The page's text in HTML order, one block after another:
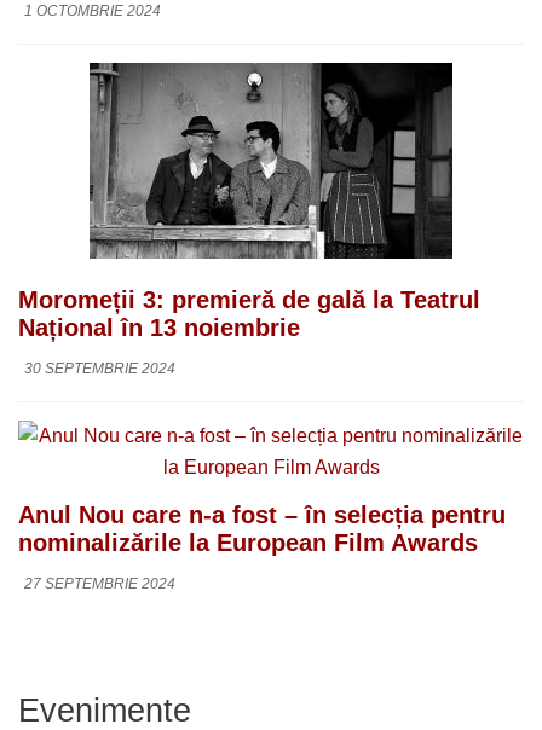
1 OCTOMBRIE 2024
Moromeții 3: premieră de gală la Teatrul
Național în 13 noiembrie
30 SEPTEMBRIE 2024
Anul Nou care n-a fost – în selecția pentru
nominalizările la European Film Awards
27 SEPTEMBRIE 2024
Evenimente